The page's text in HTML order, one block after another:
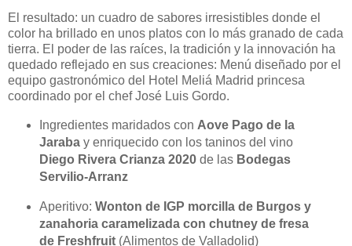
El resultado: un cuadro de sabores irresistibles donde el
color ha brillado en unos platos con lo más granado de cada
tierra. El poder de las raíces, la tradición y la innovación ha
quedado reflejado en sus creaciones: Menú diseñado por el
equipo gastronómico del Hotel Meliá Madrid princesa
coordinado por el chef José Luis Gordo.
Ingredientes maridados con Aove Pago de la
Jarabay enriquecido con los taninos del vino
Diego Rivera Crianza 2020de las Bodegas
Servilio-Arranz
Aperitivo: Wonton de IGP morcilla de Burgos y
zanahoria caramelizada con chutney de fresa
de Freshfruit(Alimentos de Valladolid)